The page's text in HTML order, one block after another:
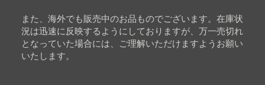
また、海外でも販売中のお品ものでございます。在庫状
況は迅速に反映するようにしておりますが、万一売切れ
となっていた場合には、ご理解いただけますようお願い
いたします。